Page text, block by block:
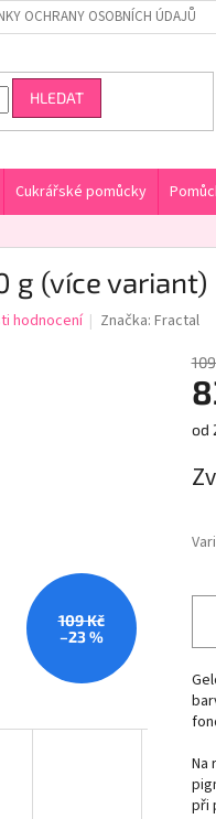
OCHRANY OSOBNÍCH ÚDAJŮ
HLEDAT
Cukrářské pomůcky
g (více variant)
hodnocení Značka:Fractal
109 Kč
–23 %
od
Na
při